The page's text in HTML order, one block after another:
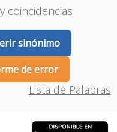
coincidencias
sinónimo
de error
Lista de Palabras